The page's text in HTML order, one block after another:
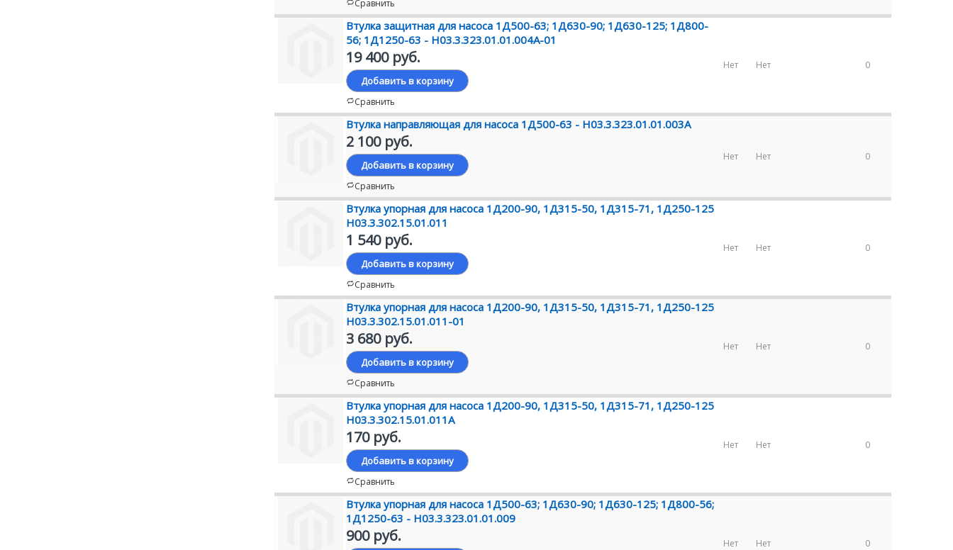
Сравнить
Втулка защитная для насоса 1Д500-63; 1Д630-90; 1Д630-125; 1Д800-
56; 1Д1250-63 - Н03.3.323.01.01.004А-01
19 400 руб.
Добавить в корзину
Сравнить
Нет Нет 0
Втулка направляющая для насоса 1Д500-63 - Н03.3.323.01.01.003А
2 100 руб.
Добавить в корзину
Сравнить
Нет Нет 0
Втулка упорная для насоса 1Д200-90, 1Д315-50, 1Д315-71, 1Д250-125
Н03.3.302.15.01.011
1 540 руб.
Добавить в корзину
Сравнить
Нет Нет 0
Втулка упорная для насоса 1Д200-90, 1Д315-50, 1Д315-71, 1Д250-125
Н03.3.302.15.01.011-01
3 680 руб.
Добавить в корзину
Сравнить
Нет Нет 0
Втулка упорная для насоса 1Д200-90, 1Д315-50, 1Д315-71, 1Д250-125
Н03.3.302.15.01.011А
170 руб.
Добавить в корзину
Сравнить
Нет Нет 0
Втулка упорная для насоса 1Д500-63; 1Д630-90; 1Д630-125; 1Д800-56;
1Д1250-63 - Н03.3.323.01.01.009
900 руб. Нет Нет 0